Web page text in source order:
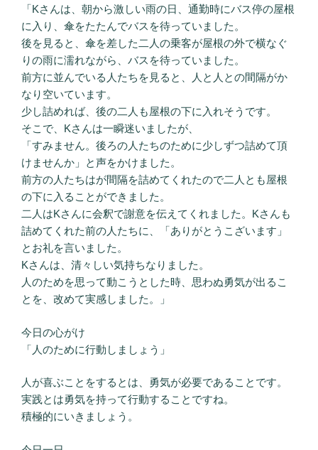
「Kさんは、朝から激しい雨の日、通勤時にバス停の屋根
に入り、傘をたたんでバスを待っていました。
後を見ると、傘を差した二人の乗客が屋根の外で横なぐ
りの雨に濡れながら、バスを待っていました。
前方に並んでいる人たちを見ると、人と人との間隔がか
なり空いています。
少し詰めれば、後の二人も屋根の下に入れそうです。
そこで、Kさんは一瞬迷いましたが、
「すみません。後ろの人たちのために少しずつ詰めて頂
けませんか」と声をかけました。
前方の人たちはが間隔を詰めてくれたので二人とも屋根
の下に入ることができました。
二人はKさんに会釈で謝意を伝えてくれました。Kさんも
詰めてくれた前の人たちに、「ありがとうこざいます」
とお礼を言いました。
Kさんは、清々しい気持ちなりました。
人のためを思って動こうとした時、思わぬ勇気が出るこ
とを、改めて実感しました。」
今日の心がけ
「人のために行動しましょう」
人が喜ぶことをするとは、勇気が必要であることです。
実践とは勇気を持って行動することですね。
積極的にいきましょう。